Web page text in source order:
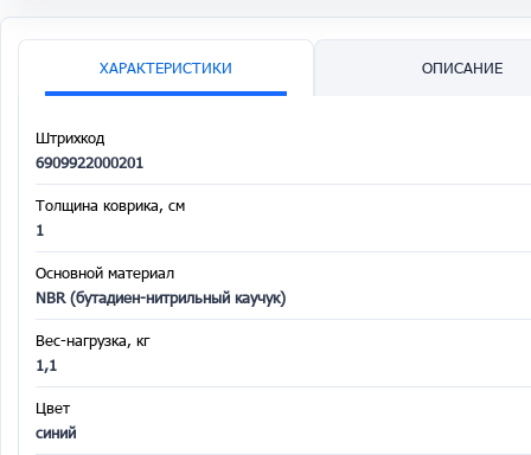
ХАРАКТЕРИСТИКИ ОПИСАНИЕ
Штрихкод
6909922000201
Толщина коврика, см
1
Основной материал
NBR (бутадиен-нитрильный каучук)
Вес-нагрузка, кг
1,1
Цвет
синий